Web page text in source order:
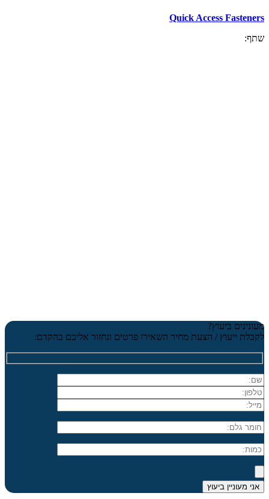
Quick Access Fasteners
שתף:
מעונינים ביעוץ?
לקבלת ייעוץ / הצעת מחיר השאירו פרטים ונחזור אליכם בהקדם: